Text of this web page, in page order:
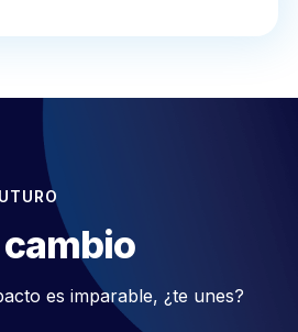
es imparable, ¿te unes?